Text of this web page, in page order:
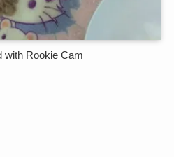
with Rookie Cam